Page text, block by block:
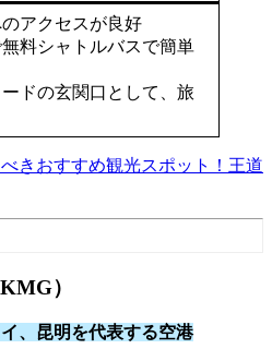
アクセスが良好
料シャトルバスで簡単
ドの玄関口として、旅
きおすすめ観光スポット！王道
）
、昆明を代表する空港